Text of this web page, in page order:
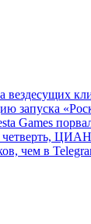
вездесущих
запуска
Games
чем в